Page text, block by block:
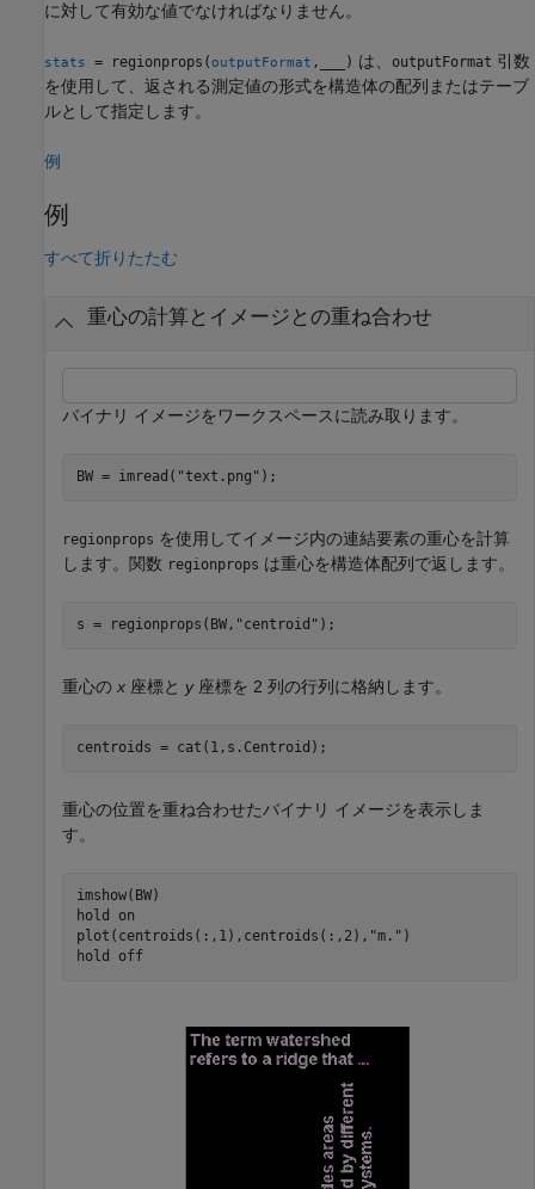
に対して有効な値でなければなりません。
stats = regionprops(outputFormat , ) は、 outputFormat 引数
を使用して、返される測定値の形式を構造体の配列またはテーブ
ルとして指定します。
例
例
すべて折りたたむ
重心の計算とイメージとの重ね合わせ
バイナリ イメージをワークスペースに読み取ります。
BW = imread( "text.png" );
regionprops を使用してイメージ内の連結要素の重心を計算
します。関数 regionprops は重心を構造体配列で返します。
s = regionprops(BW, "centroid" );
重心の x 座標と y座標を 2 列の行列に格納します。
centroids = cat(1,s.Centroid);
重心の位置を重ね合わせたバイナリ イメージを表示しま
す。
imshow(BW)
hold
on
plot(centroids(:,1),centroids(:,2), "m." )
hold
off